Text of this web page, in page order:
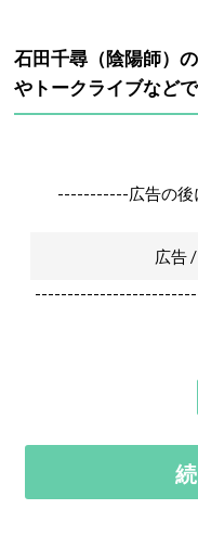
石田千尋（陰陽師）
やトークライブなど
-----------広告の後
広告